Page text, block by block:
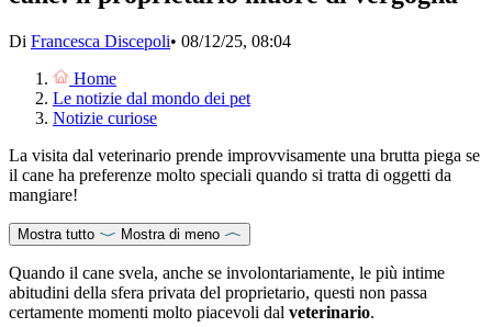
Di Francesca Discepoli• 08/12/25, 08:04
Home
Le notizie dal mondo dei pet
Notizie curiose
La visita dal veterinario prende improvvisamente una brutta piega se
il cane ha preferenze molto speciali quando si tratta di oggetti da
mangiare!
Mostra tutto Mostra di meno
Quando il cane svela, anche se involontariamente, le più intime
abitudini della sfera privata del proprietario, questi non passa
certamente momenti molto piacevoli dal veterinario.